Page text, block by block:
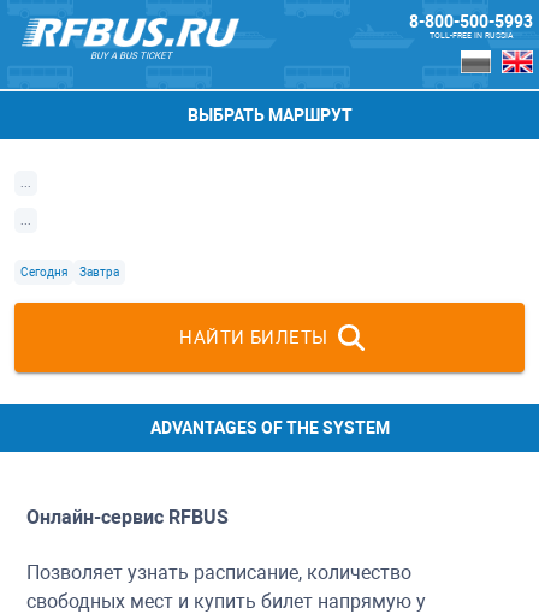
BUY A BUS TICKET
8-800-500-5993
TOLL-FREE IN RUSSIA
ВЫБРАТЬ МАРШРУТ
Сегодня Завтра
НАЙТИ БИЛЕТЫ
ADVANTAGES OF THE SYSTEM
Онлайн-сервис RFBUS
Позволяет узнать расписание, количество
свободных мест и купить билет напрямую у